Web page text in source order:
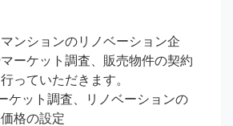
ンションのリノベーション企
ーケット調査、販売物件の契約
っていただきます。
ケット調査、リノベーションの
格の設定